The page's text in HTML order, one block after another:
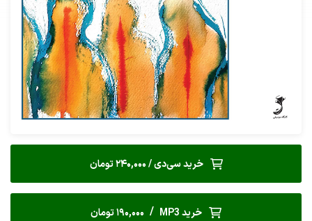
خرید سی‌دی / 240,000 تومان
خرید MP3 / 190,000 تومان